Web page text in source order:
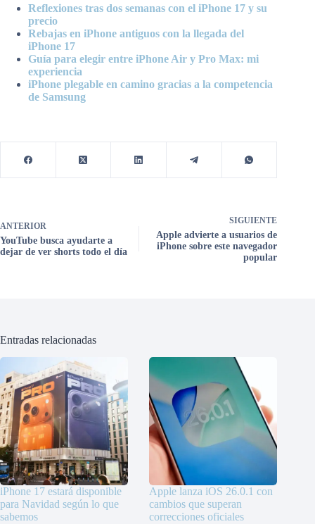
Reflexiones tras dos semanas con el iPhone 17 y su
precio
Rebajas en iPhone antiguos con la llegada del
iPhone 17
Guía para elegir entre iPhone Air y Pro Max: mi
experiencia
iPhone plegable en camino gracias a la competencia
de Samsung
ANTERIOR
YouTube busca ayudarte a
dejar de ver shorts todo el día
SIGUIENTE
Apple advierte a usuarios de
iPhone sobre este navegador
popular
Entradas relacionadas
iPhone 17 estará disponible
para Navidad según lo que
sabemos
Apple lanza iOS 26.0.1 con
cambios que superan
correcciones oficiales